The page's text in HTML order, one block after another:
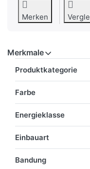
Merken
Merkmale
Produktkategorie
Farbe
Energieklasse
Einbauart
Bandung